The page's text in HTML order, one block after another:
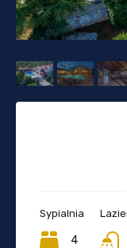
Sypialnia
4